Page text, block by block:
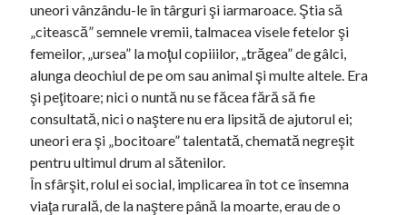
uneori vânzându-le în târguri şi iarmaroace. Ştia să
„citească” semnele vremii, talmacea visele fetelor şi
femeilor, „ursea” la moţul copiiilor, „trăgea” de gâlci,
alunga deochiul de pe om sau animal şi multe altele. Era
şi peţitoare; nici o nuntă nu se făcea fără să fie
consultată, nici o naştere nu era lipsită de ajutorul ei;
uneori era şi „bocitoare” talentată, chemată negreşit
pentru ultimul drum al sătenilor.
În sfârşit, rolul ei social, implicarea în tot ce însemna
viaţa rurală, de la naştere până la moarte, erau de o